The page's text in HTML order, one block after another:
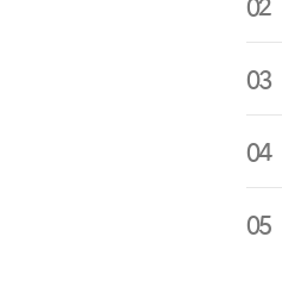
03
04
05